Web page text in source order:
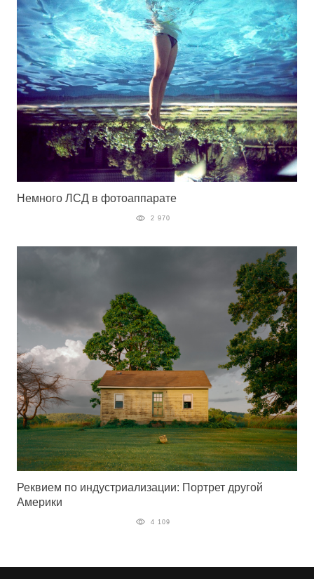
Немного ЛСД в фотоаппарате
2 970
Реквием по индустриализации: Портрет другой
Америки
4 109